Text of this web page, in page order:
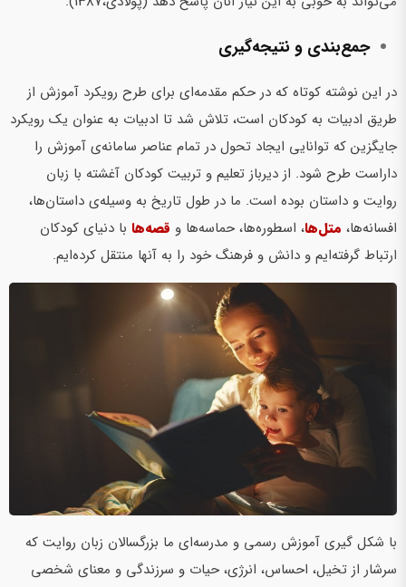
جمع‌بندی و نتیجه‌گیری
در این نوشته کوتاه که در حکم مقدمه‌ای برای طرح رویکرد آموزش از
طریق ادبیات به کودکان است، تلاش شد تا ادبیات به عنوان یک رویکرد
جایگزین که توانایی ایجاد تحول در تمام عناصر سامانه‌ی آموزش را
داراست طرح شود. از دیرباز تعلیم و تربیت کودکان آغشته با زبان
روایت و داستان بوده است. ما در طول تاریخ به وسیله‌ی داستان‌ها،
افسانه‌ها، متل‌ها، اسطوره‌ها، حماسه‌ها و قصه‌ها با دنیای کودکان
ارتباط گرفته‌ایم و دانش و فرهنگ خود را به آنها منتقل کرده‌ایم.
با شکل گیری آموزش رسمی و مدرسه‌ای ما بزرگسالان زبان روایت که
سرشار از تخیل، احساس، انرژی، حیات و سرزندگی و معنای شخصی